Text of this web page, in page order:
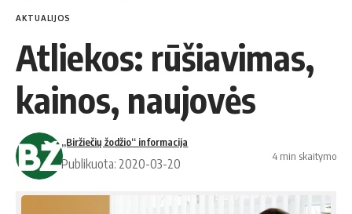
AKTUALIJOS
At­lie­kos: rū­šia­vi­mas,
kai­nos, nau­jo­vės
„Biržiečių žodžio“ informacija
Publikuota: 2020-03-20
4 min skaitymo